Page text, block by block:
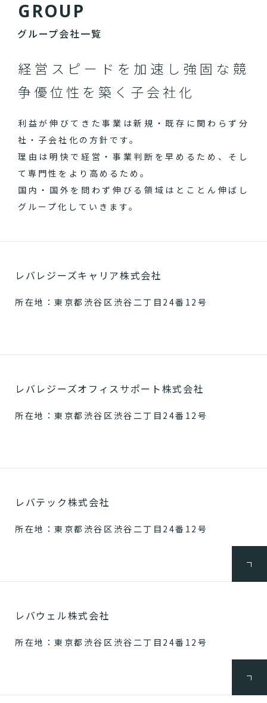
GROUP
グループ会社一覧
経営スピードを加速し 強固な競
争優位性を築く子会社化
利益が伸びてきた事業は新規・既存に関わらず分
社・子会社化の方針です。
理由は明快で経営・事業判断を早めるため、そし
て専門性をより高めるため。
国内・国外を問わず伸びる領域はとことん伸ばし
グループ化していきます。
レバレジーズキャリア株式会社
所在地：東京都渋谷区渋谷二丁目24番12号
レバレジーズオフィスサポート株式会社
所在地：東京都渋谷区渋谷二丁目24番12号
レバテック株式会社
所在地：東京都渋谷区渋谷二丁目24番12号
レバウェル株式会社
所在地：東京都渋谷区渋谷二丁目24番12号